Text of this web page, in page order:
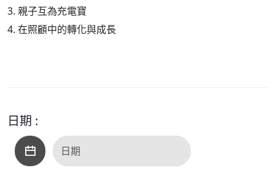
3. 親子互為充電寶
4. 在照顧中的轉化與成長
日期 :